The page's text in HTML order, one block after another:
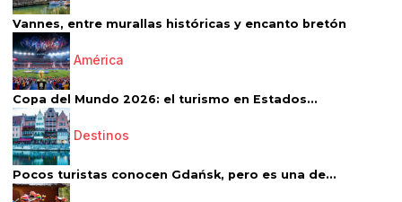
Vannes, entre murallas históricas y encanto bretón
América
Copa del Mundo 2026: el turismo en Estados...
Destinos
Pocos turistas conocen Gdańsk, pero es una de...